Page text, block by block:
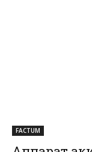
FACTUM